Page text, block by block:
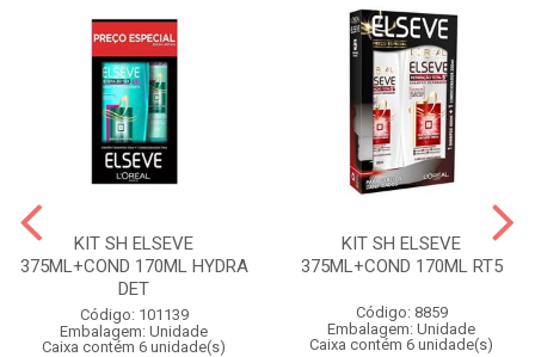
KIT SH ELSEVE
375ML+COND 170ML HYDRA
DET
Código: 101139
Embalagem: Unidade
Caixa contém 6 unidade(s)
KIT SH ELSEVE
375ML+COND 170ML RT5
Código: 8859
Embalagem: Unidade
Caixa contém 6 unidade(s)